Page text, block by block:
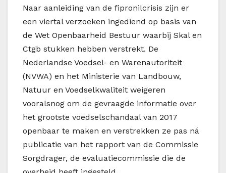
Naar aanleiding van de fipronilcrisis zijn er
een viertal verzoeken ingediend op basis van
de Wet Openbaarheid Bestuur waarbij Skal en
Ctgb stukken hebben verstrekt. De
Nederlandse Voedsel- en Warenautoriteit
(NVWA) en het Ministerie van Landbouw,
Natuur en Voedselkwaliteit weigeren
vooralsnog om de gevraagde informatie over
het grootste voedselschandaal van 2017
openbaar te maken en verstrekken ze pas ná
publicatie van het rapport van de Commissie
Sorgdrager, de evaluatiecommissie die de